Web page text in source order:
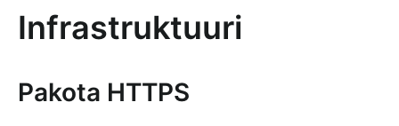
Infrastruktuuri
Pakota HTTPS